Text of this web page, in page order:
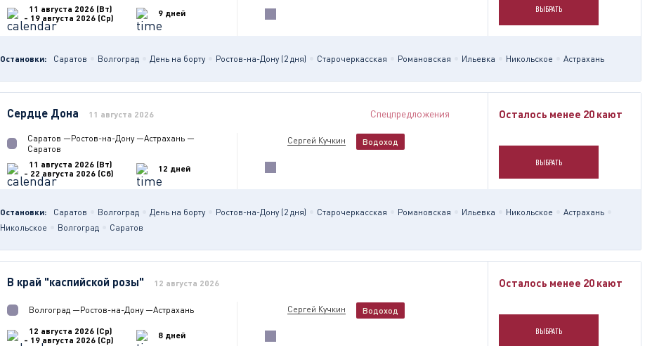
11 августа 2026 (Вт)
- 19 августа 2026 (Ср)
9 дней ВЫБРАТЬ
Остановки: Саратов Волгоград День на борту Ростов-на-Дону (2 дня) Старочеркасская Романовская Ильевка Никольское Астрахань
Сердце Дона 11 августа 2026 Спецпредложения
Саратов —Ростов-на-Дону —Астрахань —
Саратов
11 августа 2026 (Вт)
- 22 августа 2026 (Сб)
12 дней
Сергей Кучкин Водоход
Осталось менее 20 кают
ВЫБРАТЬ
Остановки: Саратов Волгоград День на борту Ростов-на-Дону (2 дня) Старочеркасская Романовская Ильевка Никольское
Астрахань
Никольское
Волгоград Саратов
В край "каспийской розы" 12 августа 2026
Волгоград —Ростов-на-Дону —Астрахань
12 августа 2026 (Ср)
- 19 августа 2026 (Ср)
8 дней
Сергей Кучкин Водоход
Осталось менее 20 кают
ВЫБРАТЬ